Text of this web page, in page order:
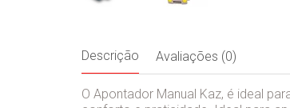
Descrição Avaliações (0)
O Apontador Manual Kaz, é ideal